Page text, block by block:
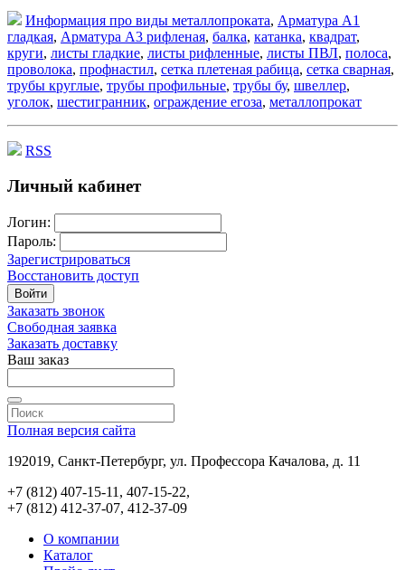
Информация про виды металлопроката, Арматура А1
гладкая, Арматура А3 рифленая, балка, катанка, квадрат,
круги, листы гладкие, листы рифленные, листы ПВЛ, полоса,
проволока, профнастил, сетка плетеная рабица, сетка сварная,
трубы круглые, трубы профильные, трубы бу, швеллер,
уголок, шестигранник, ограждение егоза, металлопрокат
RSS
Личный кабинет
Логин:
Пароль:
Зарегистрироваться
Восстановить доступ
Войти
Заказать звонок
Свободная заявка
Заказать доставку
Ваш заказ
Полная версия сайта
192019, Санкт-Петербург, ул. Профессора Качалова, д. 11
+7 (812) 407-15-11, 407-15-22,
+7 (812) 412-37-07, 412-37-09
О компании
Каталог